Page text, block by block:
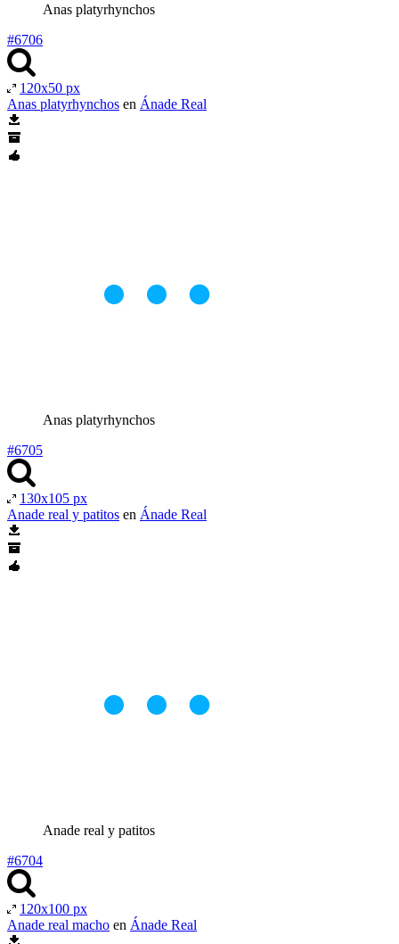
Anas platyrhynchos
#6706
120x50 px
Anas platyrhynchos en Ánade Real
Anas platyrhynchos
#6705
130x105 px
Anade real y patitos en Ánade Real
Anade real y patitos
#6704
120x100 px
Anade real macho en Ánade Real